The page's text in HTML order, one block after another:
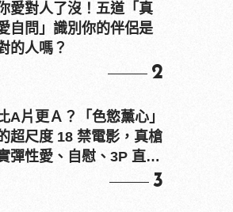
愛對人了沒！五道「真
自問」識別你的伴侶是
的人嗎？
2
A片更Ａ？「色慾薰心」
超尺度 18 禁電影，真槍
彈性愛、自慰、3P 直接
3